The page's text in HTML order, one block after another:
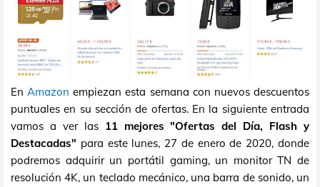
EnAmazon empiezan esta semana con nuevos descuentos
puntuales en su sección de ofertas. En la siguiente entrada
vamos a ver las 11 mejores "Ofertas del Día, Flash y
Destacadas" para este lunes, 27 de enero de 2020, donde
podremos adquirir un portátil gaming, un monitor TN de
resolución 4K, un teclado mecánico, una barra de sonido, un